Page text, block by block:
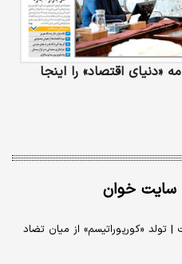
«دنیای‌ اقتصاد» را اینجا
سایت خوان
| تولد «کورپوراتیسم» از میان تضاد